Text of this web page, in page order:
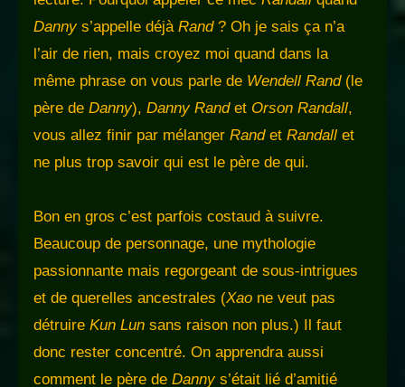
Danny s’appelle déjà Rand ? Oh je sais ça n’a
l’air de rien, mais croyez moi quand dans la
même phrase on vous parle de Wendell Rand(le
père de Danny), Danny Randet Orson Randall,
vous allez finir par mélanger Rand et Randall et
ne plus trop savoir qui est le père de qui.
Bon en gros c’est parfois costaud à suivre.
Beaucoup de personnage, une mythologie
passionnante mais regorgeant de sous-intrigues
et de querelles ancestrales (Xao ne veut pas
détruire Kun Lun sans raison non plus.) Il faut
donc rester concentré. On apprendra aussi
comment le père de Danny s’était lié d’amitié